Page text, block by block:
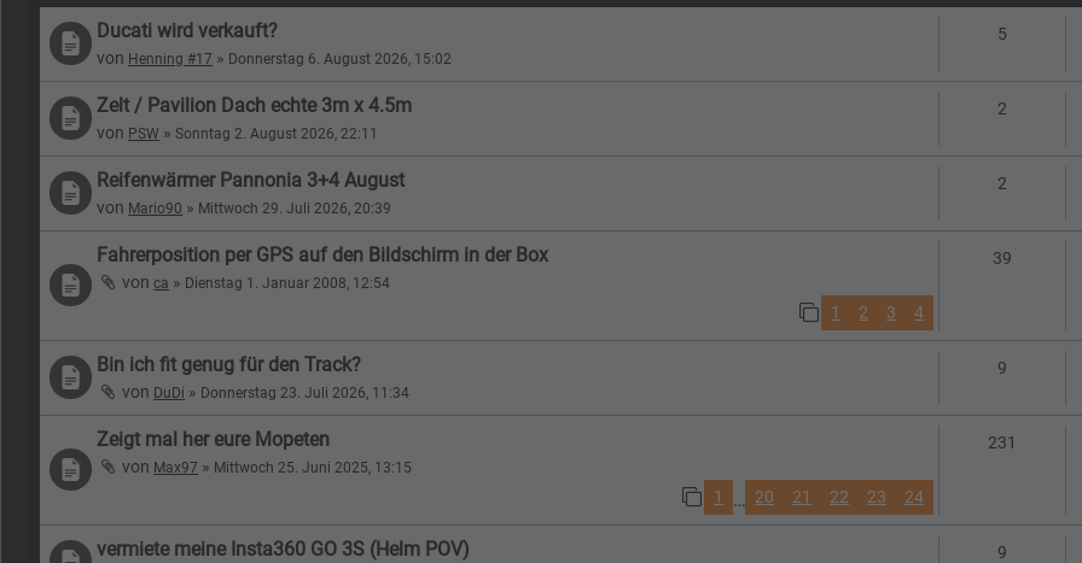
Ducati wird verkauft?
von Henning #17 » Donnerstag 6. August 2026, 15:02
5
Zelt / Pavilion Dach echte 3m x 4.5m
von PSW » Sonntag 2. August 2026, 22:11
2
Reifenwärmer Pannonia 3+4 August
von Mario90 » Mittwoch 29. Juli 2026, 20:39
2
Fahrerposition per GPS auf den Bildschirm in der Box
vonca » Dienstag 1. Januar 2008, 12:54
1 2 3 4
39
Bin ich fit genug für den Track?
von DuDi » Donnerstag 23. Juli 2026, 11:34
9
Zeigt mal her eure Mopeten
von Max97 » Mittwoch 25. Juni 2025, 13:15
1 … 20 21 22 23 24
231
vermiete meine Insta360 GO 3S (Helm POV) 9